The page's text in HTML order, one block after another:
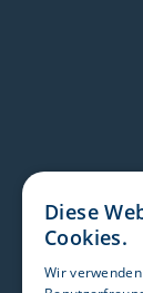
Diese
Cookies.
Wir